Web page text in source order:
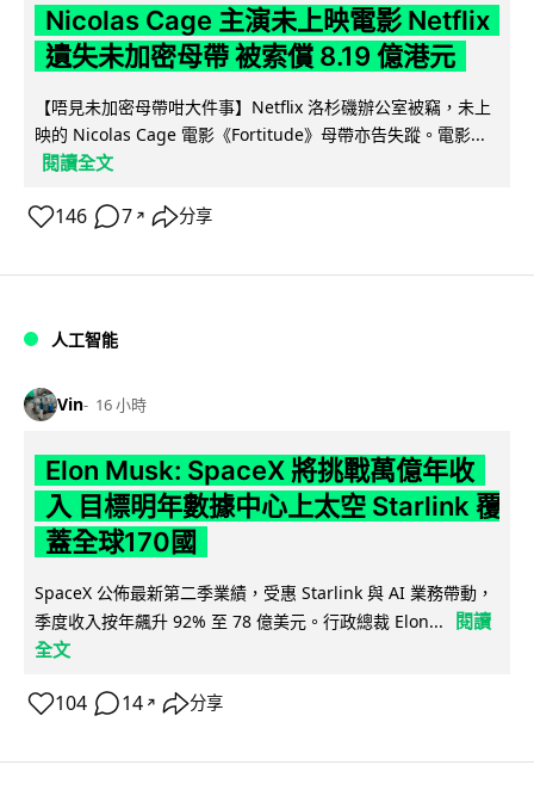
Nicolas Cage 主演未上映電影 Netflix
遺失未加密母帶 被索償 8.19 億港元
【唔見未加密母帶咁大件事】Netflix 洛杉磯辦公室被竊，未上
映的 Nicolas Cage 電影《Fortitude》母帶亦告失蹤。電影...
閱讀全文
146 7 ↗ 分享
人工智能
Vin 16 小時
Elon Musk: SpaceX 將挑戰萬億年收
入 目標明年數據中心上太空 Starlink 覆
蓋全球170國
SpaceX 公佈最新第二季業績，受惠 Starlink 與 AI 業務帶動，
季度收入按年飆升 92% 至 78 億美元。行政總裁 Elon...
閱讀
全文
104 14 ↗ 分享